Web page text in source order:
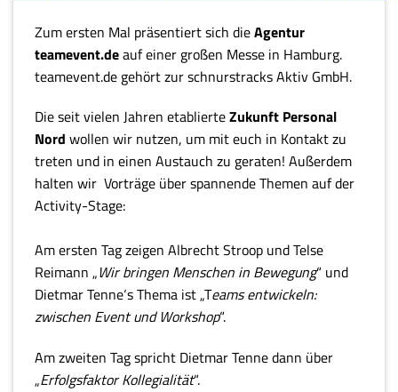
Zum ersten Mal präsentiert sich dieAgentur
teamevent.deauf einer großen Messe in Hamburg.
teamevent.de gehört zur schnurstracks Aktiv GmbH.
Die seit vielen Jahren etablierteZukunft Personal
Nord wollen wir nutzen, um mit euch in Kontakt zu
treten und in einen Austauch zu geraten! Außerdem
halten wir Vorträge über spannende Themen auf der
Activity-Stage:
Am ersten Tag zeigen Albrecht Stroop und Telse
Reimann „Wir bringen Menschen in Bewegung“ und
Dietmar Tenne‘s Thema ist „Teams entwickeln:
zwischen Event und Workshop“.
Am zweiten Tag spricht Dietmar Tenne dann über
„Erfolgsfaktor Kollegialität“.